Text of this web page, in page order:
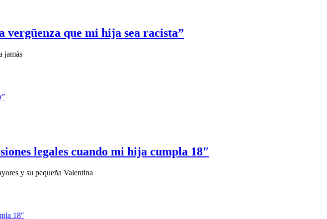
que mi hija sea racista”
jamás
legales cuando mi hija cumpla 18″
y su pequeña Valentina